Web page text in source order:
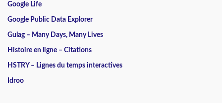
Google Life
Google Public Data Explorer
Gulag – Many Days, Many Lives
Histoire en ligne – Citations
HSTRY – Lignes du temps interactives
Idroo